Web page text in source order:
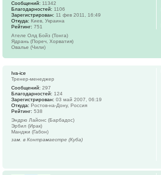
Сообщений: 11342
Благодарностей: 1106
Зарегистрирован: 11 фев 2011, 16:49
Откуда: Киев, Украина
Рейтинг: 751
Ателе Олд Бойз (Тонга)
Ядрань (Пореч, Хорватия)
Овалье (Чили)
Iva-ice
Тренер-менеджер
Сообщений: 297
Благодарностей: 124
Зарегистрирован: 03 май 2007, 06:19
Откуда: Ростов-на-Дону, Россия
Рейтинг: 538
Эндрю Лайонс (Барбадос)
Эрбил (Ирак)
Манджи (Габон)
зам. в Контрамаестре (Куба)